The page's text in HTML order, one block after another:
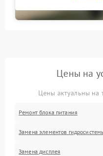
Цены на
Цены актуальны на
Ремонт блока питания
Замена элементов
Замена дисплея